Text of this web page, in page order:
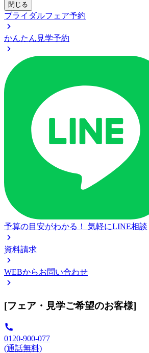
閉じる
ブライダルフェア予約
かんたん見学予約
予算の目安がわかる！ 気軽にLINE相談
資料請求
WEBからお問い合わせ
[フェア・見学ご希望のお客様]
0120-900-077
(通話無料)